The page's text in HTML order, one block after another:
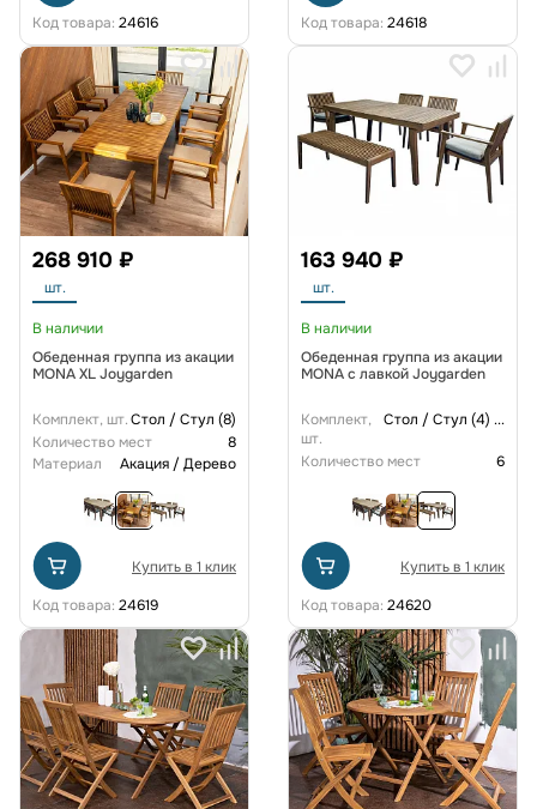
Код товара: 24616
Код товара: 24618
268 910 ₽
шт.
В наличии
Обеденная группа из акации
MONA XL Joygarden
Комплект, шт.Стол / Стул (8)
Количество мест
8
Материал
Акация / Дерево
Купить в 1 клик
Код товара: 24619
163 940 ₽
шт.
В наличии
Обеденная группа из акации
MONA с лавкой Joygarden
Комплект,
шт.
Стол / Стул (4) ...
Количество мест 6
Купить в 1 клик
Код товара: 24620